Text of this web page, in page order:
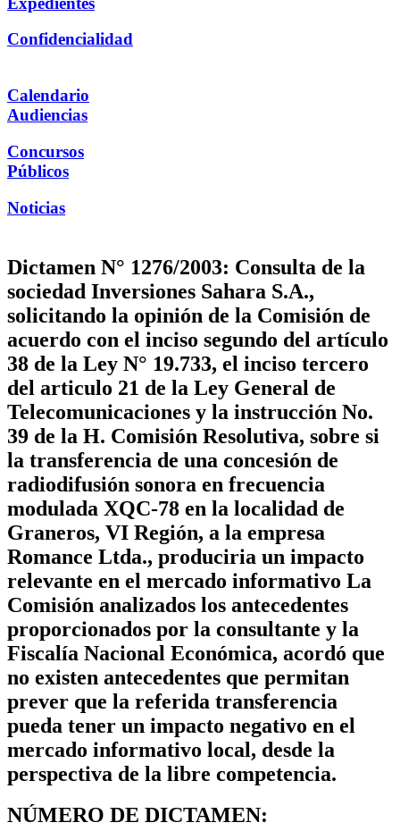
Confidencialidad
Calendario
Audiencias
Concursos
Públicos
Noticias
Dictamen N° 1276/2003: Consulta de la
sociedad Inversiones Sahara S.A.,
solicitando la opinión de la Comisión de
acuerdo con el inciso segundo del artículo
38 de la Ley N° 19.733, el inciso tercero
del articulo 21 de la Ley General de
Telecomunicaciones y la instrucción No.
39 de la H. Comisión Resolutiva, sobre si
la transferencia de una concesión de
radiodifusión sonora en frecuencia
modulada XQC-78 en la localidad de
Graneros, VI Región, a la empresa
Romance Ltda., produciria un impacto
relevante en el mercado informativo La
Comisión analizados los antecedentes
proporcionados por la consultante y la
Fiscalía Nacional Económica, acordó que
no existen antecedentes que permitan
prever que la referida transferencia
pueda tener un impacto negativo en el
mercado informativo local, desde la
perspectiva de la libre competencia.
NÚMERO DE DICTAMEN: